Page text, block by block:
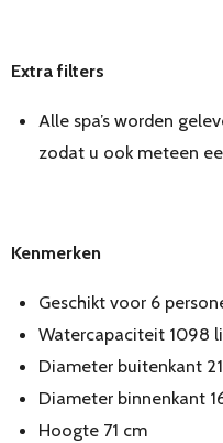
Extra filters
Alle spa’s worden
zodat u ook meteen
Kenmerken
Geschikt voor 6
Watercapaciteit 1098
Diameter buitenkant
Diameter binnenkant
Hoogte 71 cm